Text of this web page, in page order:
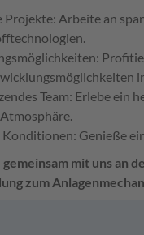
Projekte: Arbeite an
Team: Erlebe ein
Genieße
mit uns an
zum